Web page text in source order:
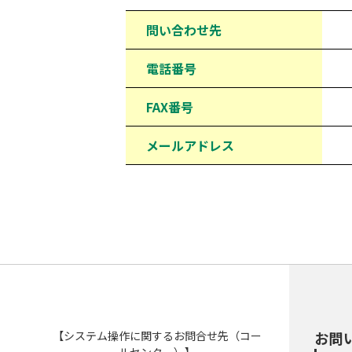
問い合わせ先
電話番号
FAX番号
メールアドレス
【システム操作に関するお問合せ先（コー
お問